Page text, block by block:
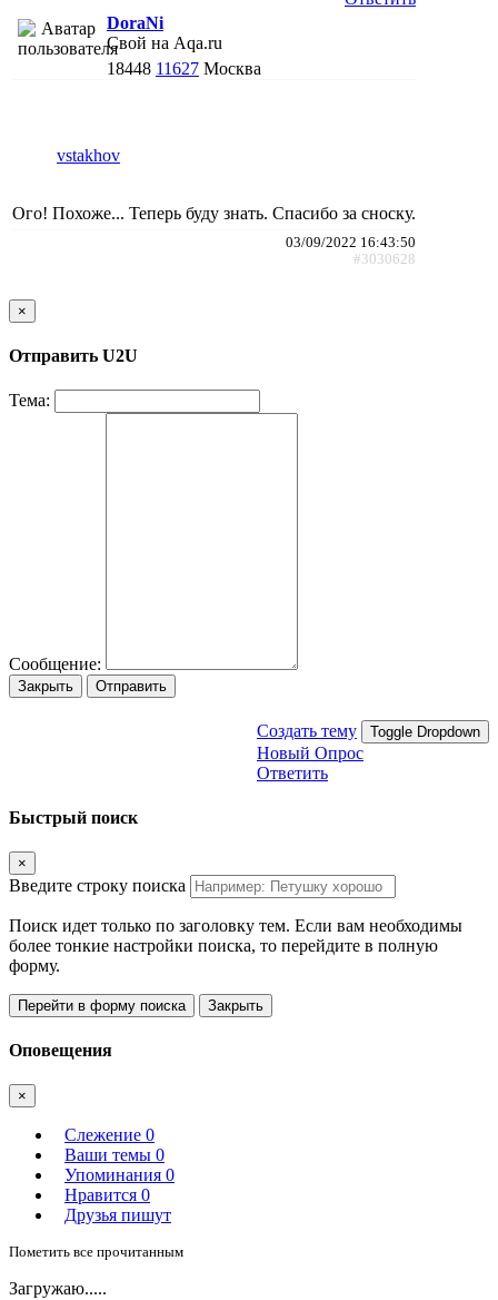
DoraNi
Свой на Aqa.ru
18448 11627 Москва
vstakhov
Ого! Похоже... Теперь буду знать. Спасибо за сноску.
03/09/2022 16:43:50
#3030628
×
Отправить U2U
Тема:
Сообщение:
Закрыть Отправить
Создать тему Toggle Dropdown
Новый Опрос
Ответить
Быстрый поиск
×
Введите строку поиска
Поиск идет только по заголовку тем. Если вам необходимы
более тонкие настройки поиска, то перейдите в полную
форму.
Перейти в форму поиска Закрыть
Оповещения
×
Слежение 0
Ваши темы 0
Упоминания 0
Нравится 0
Друзья пишут
Пометить все прочитанным
Загружаю.....